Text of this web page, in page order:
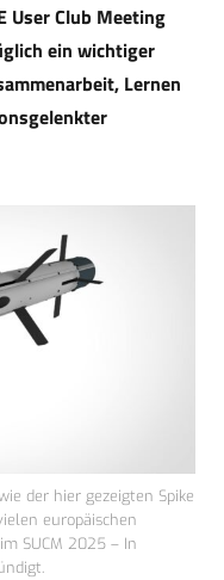
User Club Meeting
ein wichtiger
Lernen
der hier gezeigten Spike
europäischen
SUCM 2025 – In